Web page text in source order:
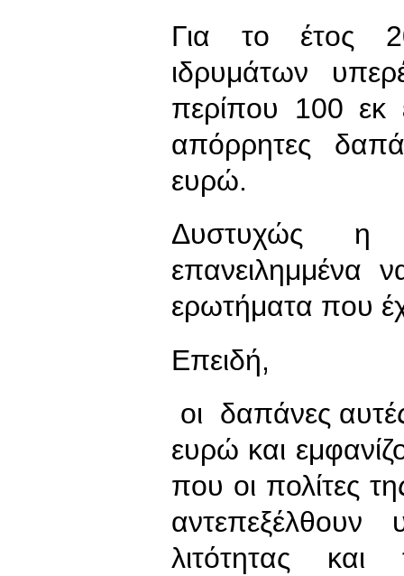
Για το έτος
ιδρυμάτων
περίπου 100 εκ
απόρρητες
ευρώ.
Δυστυχώς η
επανειλημμένα
ερωτήματα που
Επειδή,
οι δαπάνες
ευρώ και
που οι πολίτες
λιτότητας